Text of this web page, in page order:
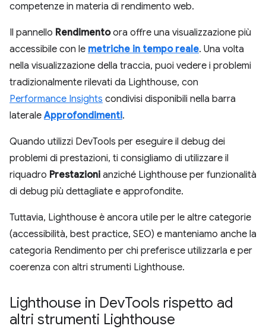
competenze in materia di rendimento web.
Il pannello Rendimentoora offre una visualizzazione più
accessibile con le metriche in tempo reale. Una volta
nella visualizzazione della traccia, puoi vedere i problemi
tradizionalmente rilevati da Lighthouse, con
Performance Insights condivisi disponibili nella barra
lateraleApprofondimenti.
Quando utilizzi DevTools per eseguire il debug dei
problemi di prestazioni, ti consigliamo di utilizzare il
riquadro Prestazioni anziché Lighthouse per funzionalità
di debug più dettagliate e approfondite.
Tuttavia, Lighthouse è ancora utile per le altre categorie
(accessibilità, best practice, SEO) e manteniamo anche la
categoria Rendimento per chi preferisce utilizzarla e per
coerenza con altri strumenti Lighthouse.
Lighthouse in DevTools rispetto ad
altri strumenti Lighthouse